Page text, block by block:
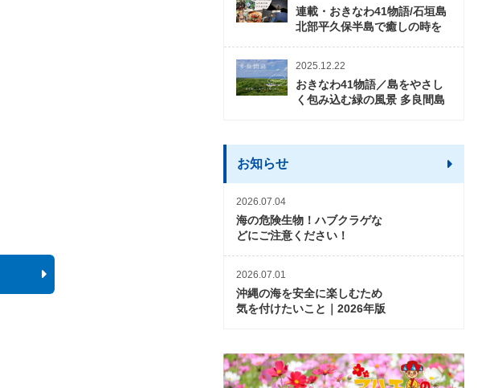
連載・おきなわ41物語/石垣島
北部平久保半島で癒しの時を
2025.12.22
おきなわ41物語／島をやさし
く包み込む緑の風景 多良間島
お知らせ
2026.07.04
海の危険生物！ハブクラゲな
どにご注意ください！
2026.07.01
沖縄の海を安全に楽しむため
気を付けたいこと｜2026年版